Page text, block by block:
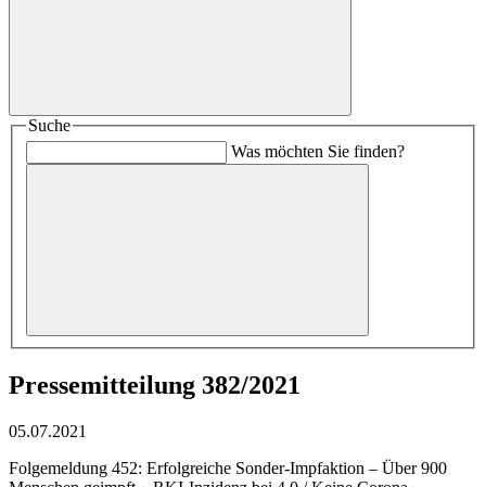
Suche
Was möchten Sie finden?
Pressemitteilung 382/2021
05.07.2021
Folgemeldung 452: Erfolgreiche Sonder-Impfaktion – Über 900